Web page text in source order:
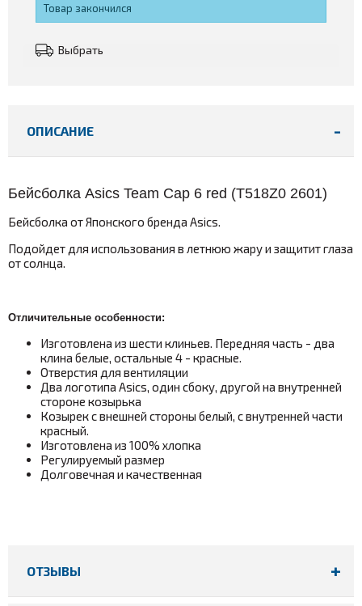
Товар закончился
Выбрать
ОПИСАНИЕ
Бейсболка Asics Team Cap 6 red (T518Z0 2601)
Бейсболка от Японского бренда Asics.
Подойдет для использования в летнюю жару и защитит глаза
от солнца.
Отличительные особенности:
Изготовлена из шести клиньев. Передняя часть - два
клина белые, остальные 4 - красные.
Отверстия для вентиляции
Два логотипа Asics, один сбоку, другой на внутренней
стороне козырька
Козырек с внешней стороны белый, с внутренней части
красный.
Изготовлена из 100% хлопка
Регулируемый размер
Долговечная и качественная
ОТЗЫВЫ